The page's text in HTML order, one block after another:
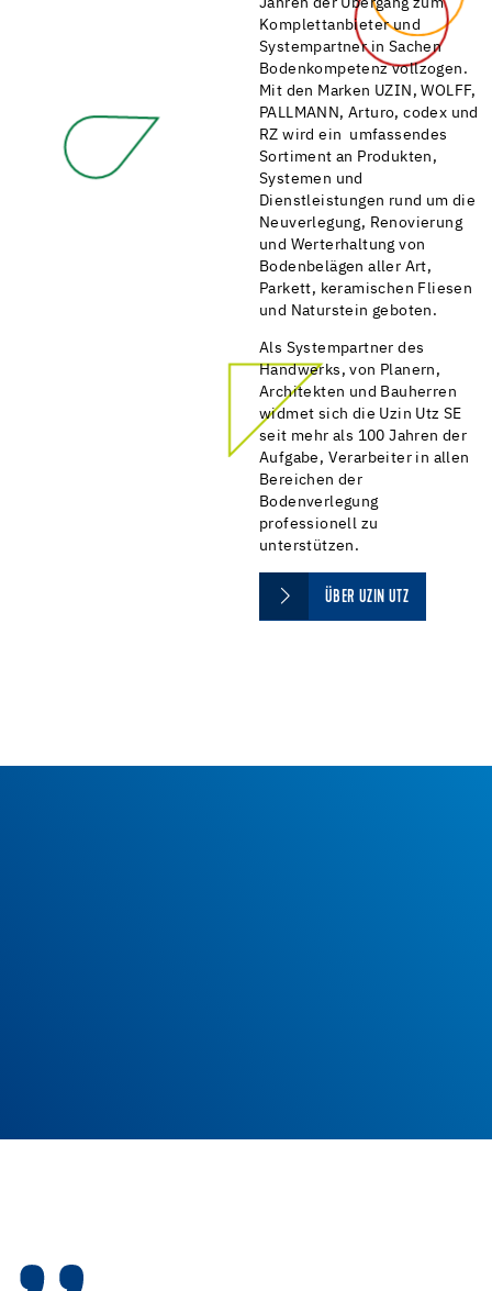
Jahren der Übergang zum
Komplettanbieter und
Systempartner in Sachen
Bodenkompetenz vollzogen.
Mit den Marken UZIN, WOLFF,
PALLMANN, Arturo, codex und
RZ wird ein umfassendes
Sortiment an Produkten,
Systemen und
Dienstleistungen rund um die
Neuverlegung, Renovierung
und Werterhaltung von
Bodenbelägen aller Art,
Parkett, keramischen Fliesen
und Naturstein geboten.
Als Systempartner des
Handwerks, von Planern,
Architekten und Bauherren
widmet sich die Uzin Utz SE
seit mehr als 100 Jahren der
Aufgabe, Verarbeiter in allen
Bereichen der
Bodenverlegung
professionell zu
unterstützen.
ÜBER UZIN UTZ